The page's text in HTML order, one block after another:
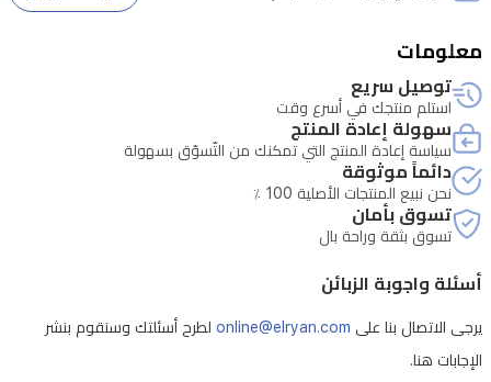
معلومات
توصيل سريع
استلم منتجك في أسرع وقت
سهولة إعادة المنتج
سياسة إعادة المنتج التي تمكنك من التّسوّق بسهولة
دائماً موثوقة
نحن نبيع المنتجات الأصلية 100 ٪
تسوق بأمان
تسوق بثقة وراحة بال
أسئلة واجوبة الزبائن
يرجى الاتصال بنا على online@elryan.com لطرح أسئلتك وسنقوم بنشر
الإجابات هنا.